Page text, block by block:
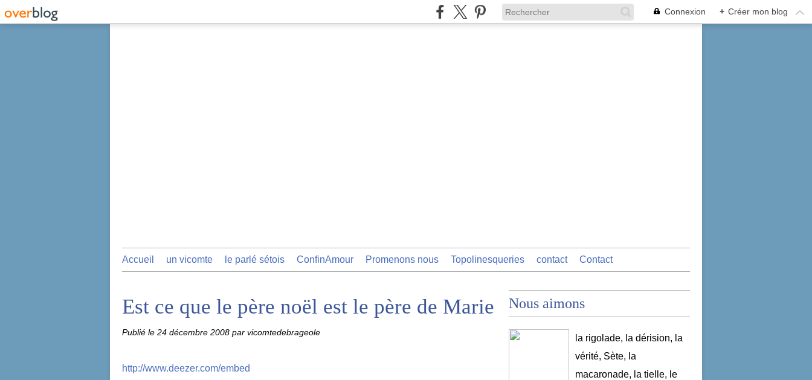
Connexion + Créer mon blog
Accueil un vicomte le parlé sétois ConfinAmour Promenons nous Topolinesqueries contact Contact
Est ce que le père noël est le père de Marie
Publié le 24 décembre 2008 par vicomtedebrageole
http://www.deezer.com/embed
Nous aimons
la rigolade, la dérision, la
vérité, Sète, la
macaronade, la tielle, le